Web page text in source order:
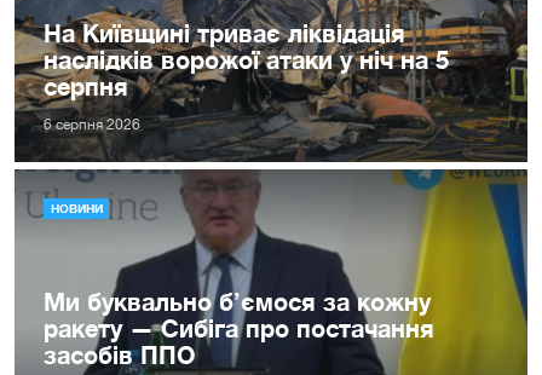
На Київщині триває ліквідація
наслідків ворожої атаки у ніч на 5
серпня
6 серпня 2026
НОВИНИ
Ми буквально б’ємося за кожну
ракету — Сибіга про постачання
засобів ППО